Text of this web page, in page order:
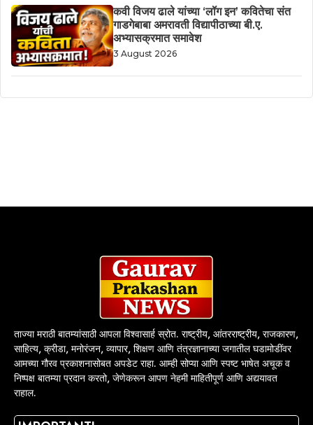
कवी विजय ढाले यांच्या ‘लॉग इन’ कवितेचा संत
गाडगेबाबा अमरावती विद्यापीठाच्या बी.ए.
अभ्यासक्रमात समावेश
3 August 2026
ताज्या मराठी बातम्यांसाठी आपला विश्वासार्ह स्रोत. राष्ट्रीय, आंतरराष्ट्रीय, राजकारण,
साहित्य, क्रीडा, मनोरंजन, व्यापार, शिक्षण आणि तंत्रज्ञानाच्या जगातील घडामोडींवर
आमच्या गौरव प्रकाशनासोबत अपडेट राहा. आम्ही सोप्या आणि स्पष्ट भाषेत अचूक व
निष्पक्ष बातम्या प्रदान करतो, जेणेकरून आपण नेहमी माहितीपूर्ण आणि अद्ययावत
राहाल.